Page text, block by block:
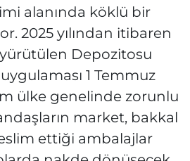
alanında köklü bir
2025 yılından itibaren
Depozitosu
1 Temmuz
ülke genelinde zorunlu
market, bakkal
ettiği ambalajlar